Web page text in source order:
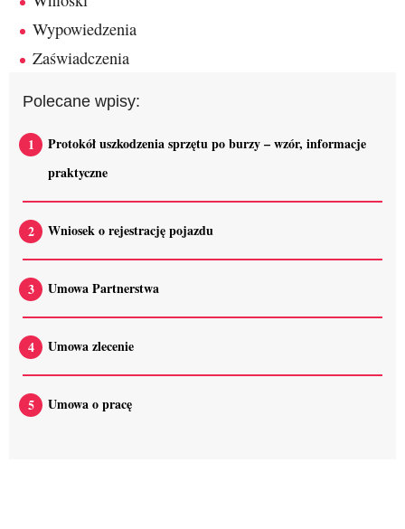
Wypowiedzenia
Zaświadczenia
Polecane wpisy:
Protokół uszkodzenia sprzętu po burzy – wzór, informacje
praktyczne
Wniosek o rejestrację pojazdu
Umowa Partnerstwa
Umowa zlecenie
Umowa o pracę